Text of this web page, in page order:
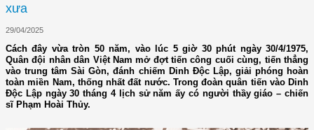
xưa
29/04/2025
Cách đây vừa tròn 50 năm, vào lúc 5 giờ 30 phút ngày 30/4/1975,
Quân đội nhân dân Việt Nam mở đợt tiến công cuối cùng, tiến thẳng
vào trung tâm Sài Gòn, đánh chiếm Dinh Độc Lập, giải phóng hoàn
toàn miền Nam, thống nhất đất nước. Trong đoàn quân tiến vào Dinh
Độc Lập ngày 30 tháng 4 lịch sử năm ấy có người thầy giáo – chiến
sĩ Phạm Hoài Thủy.